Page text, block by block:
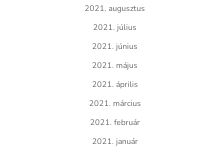
2021. augusztus
2021. július
2021. június
2021. május
2021. április
2021. március
2021. február
2021. január